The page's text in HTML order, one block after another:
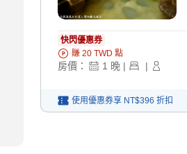
快閃優惠券
賺 20 TWD 點
房價： 1 晚 | |
使用優惠券享 NT$396 折扣